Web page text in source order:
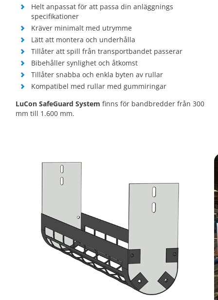
Helt anpassat för att passa din anläggnings
specifikationer
Kräver minimalt med utrymme
Lätt att montera och underhålla
Tillåter att spill från transportbandet passerar
Bibehåller synlighet och åtkomst
Tillåter snabba och enkla byten av rullar
Kompatibel med rullar med gummiringar
LuCon SafeGuard System finns för bandbredder från 300
mm till 1.600 mm.